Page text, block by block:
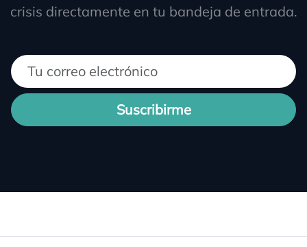
crisis directamente en tu bandeja de entrada.
Suscribirme